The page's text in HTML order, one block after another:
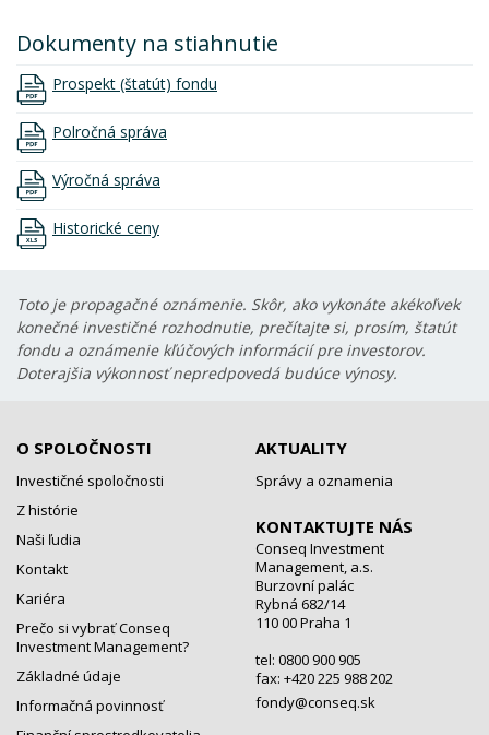
Dokumenty na stiahnutie
Prospekt (štatút) fondu
Polročná správa
Výročná správa
Historické ceny
Toto je propagačné oznámenie. Skôr, ako vykonáte akékoľvek
konečné investičné rozhodnutie, prečítajte si, prosím, štatút
fondu a oznámenie kľúčových informácií pre investorov.
Doterajšia výkonnosť nepredpovedá budúce výnosy.
O SPOLOČNOSTI
Investičné spoločnosti
Z histórie
Naši ľudia
Kontakt
Kariéra
Prečo si vybrať Conseq
Investment Management?
Základné údaje
Informačná povinnosť
AKTUALITY
Správy a oznamenia
KONTAKTUJTE NÁS
Conseq Investment
Management, a.s.
Burzovní palác
Rybná 682/14
110 00 Praha 1
tel: 0800 900 905
fax: +420 225 988 202
fondy@conseq.sk